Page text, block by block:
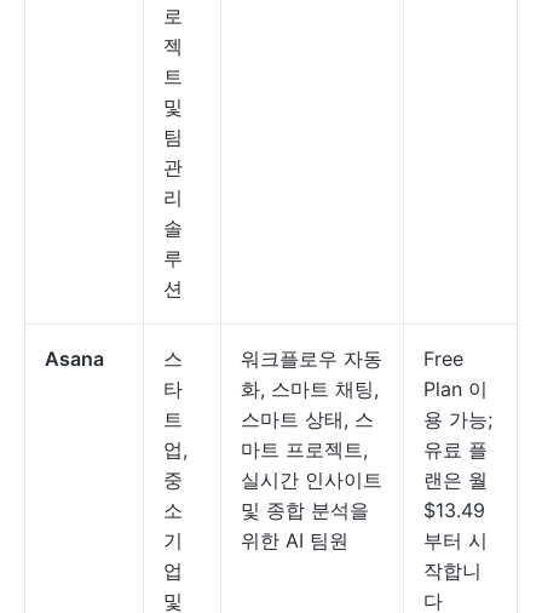
로
젝
트
및
팀
관
리
솔
루
션
Asana
스
타
트
업,
중
소
기
업
및
워크플로우 자동
화, 스마트 채팅,
스마트 상태, 스
마트 프로젝트,
실시간 인사이트
및 종합 분석을
위한 AI 팀원
Free
Plan 이
용 가능;
유료 플
랜은 월
$13.49
부터 시
작합니
다